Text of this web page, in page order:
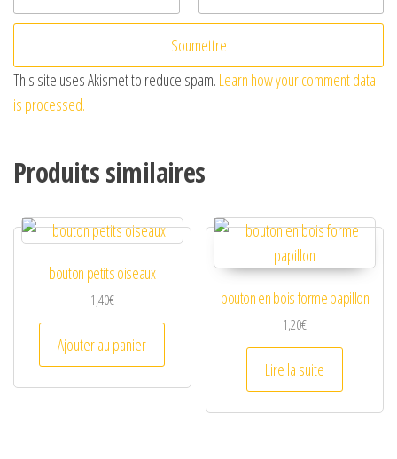
This site uses Akismet to reduce spam. Learn how your comment data
is processed.
Produits similaires
bouton petits oiseaux
1,40€
Ajouter au panier
bouton en bois forme papillon
1,20€
Lire la suite